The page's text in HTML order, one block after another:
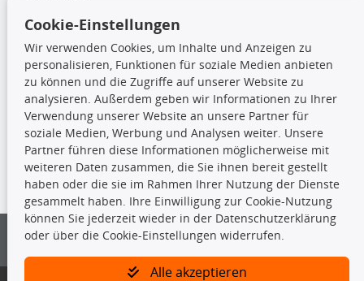
Stoßdämpfer
TecDoc Inside
Die hier angezeigten Daten insbesondere die gesamte Datenbank dürfen
nicht kopiert werden.
Es ist zu unterlassen, die Daten oder die gesamte Datenbank ohne
vorherige Zustimmung von TecDoc zu vervielfältigen, zu verbreiten
und/oder diese Handlungen durch Dritte ausführen zu lassen. Ein
Bitte prüfen Sie, ob das über unseren Onlineshop identifizierte Ersatzteil
Cookie-Einstellungen
Wir verwenden Cookies, um Inhalte und Anzeigen zu
personalisieren, Funktionen für soziale Medien anbieten
zu können und die Zugriffe auf unserer Website zu
analysieren. Außerdem geben wir Informationen zu Ihrer
Verwendung unserer Website an unsere Partner für
soziale Medien, Werbung und Analysen weiter. Unsere
Partner führen diese Informationen möglicherweise mit
weiteren Daten zusammen, die Sie ihnen bereit gestellt
haben oder die sie im Rahmen Ihrer Nutzung der Dienste
gesammelt haben. Ihre Einwilligung zur Cookie-Nutzung
können Sie jederzeit wieder in der Datenschutzerklärung
oder über die Cookie-Einstellungen widerrufen.
Alle akzeptieren